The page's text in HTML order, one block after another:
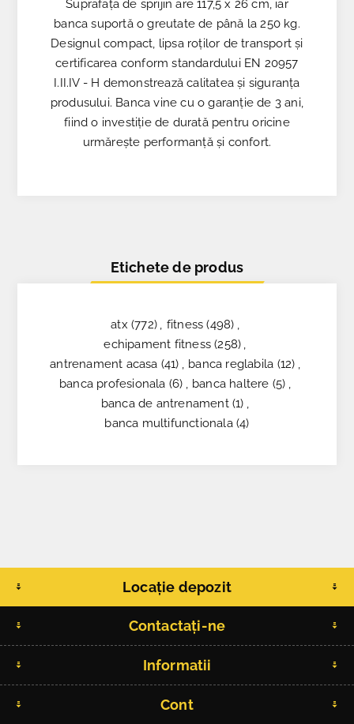
Suprafața de sprijin are 117,5 x 26 cm, iar
banca suportă o greutate de până la 250 kg.
Designul compact, lipsa roților de transport și
certificarea conform standardului EN 20957
I.II.IV - H demonstrează calitatea și siguranța
produsului. Banca vine cu o garanție de 3 ani,
fiind o investiție de durată pentru oricine
urmărește performanță și confort.
Etichete de produs
atx (772) , fitness (498) ,
echipament fitness (258) ,
antrenament acasa (41) , banca reglabila (12) ,
banca profesionala (6) , banca haltere (5) ,
banca de antrenament (1) ,
banca multifunctionala (4)
Locație depozit
Contactați-ne
Informatii
Cont